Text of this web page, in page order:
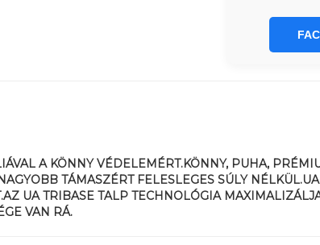
A KÖNNY VÉDELEMÉRT.KÖNNY, PUHA,
TÁMASZÉRT FELESLEGES SÚLY
UA TRIBASE TALP TECHNOLÓGIA
VAN RÁ.